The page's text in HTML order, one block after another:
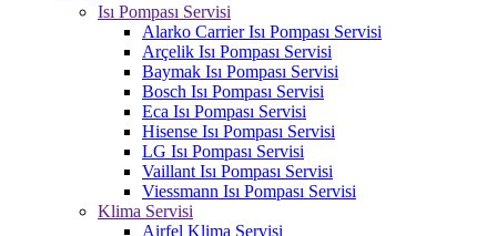
Isı Pompası Servisi
Alarko Carrier Isı Pompası Servisi
Arçelik Isı Pompası Servisi
Baymak Isı Pompası Servisi
Bosch Isı Pompası Servisi
Eca Isı Pompası Servisi
Hisense Isı Pompası Servisi
LG Isı Pompası Servisi
Vaillant Isı Pompası Servisi
Viessmann Isı Pompası Servisi
Klima Servisi
Airfel Klima Servisi